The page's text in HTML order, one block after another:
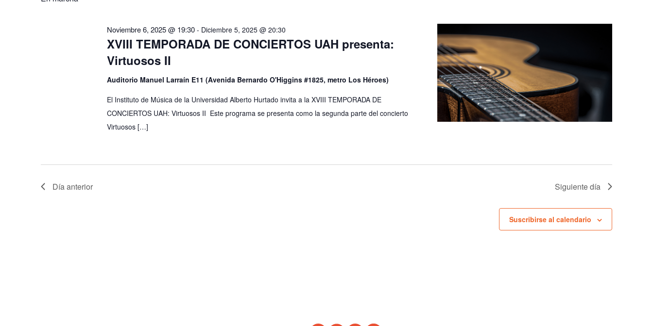
XVIII TEMPORADA DE CONCIERTOS UAH presenta:
Virtuosos II
Noviembre 6, 2025 @ 19:30- Diciembre 5, 2025 @ 20:30
Auditorio Manuel Larraín E11 (Avenida Bernardo O'Higgins #1825, metro Los Héroes)
El Instituto de Música de la Universidad Alberto Hurtado invita a la XVIII TEMPORADA DE
CONCIERTOS UAH: Virtuosos II Este programa se presenta como la segunda parte del concierto
Virtuosos […]
Día anterior Siguiente día
Suscribirse al calendario